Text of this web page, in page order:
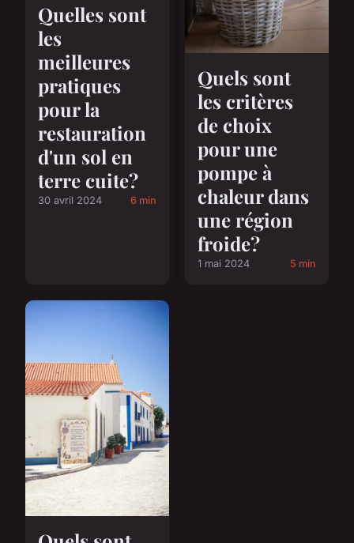
Quelles sont
les
meilleures
pratiques
pour la
restauration
d'un sol en
terre cuite?
30 avril 2024 6 min
Quels sont
les critères
de choix
pour une
pompe à
chaleur dans
une région
froide?
1 mai 2024 5 min